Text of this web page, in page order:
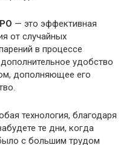
— это эффективная
от случайных
в процессе
удобство
дополняющее его
технология, благодаря
те дни, когда
с большим трудом